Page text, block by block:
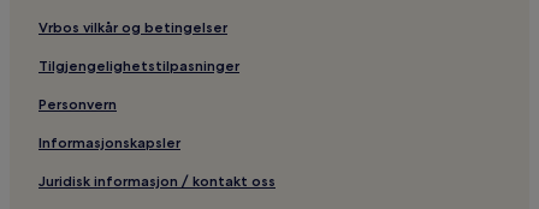
Vrbos vilkår og betingelser
Tilgjengelighetstilpasninger
Personvern
Informasjonskapsler
Juridisk informasjon / kontakt oss